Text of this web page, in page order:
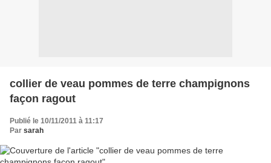
collier de veau pommes de terre champignons
façon ragout
Publié le 10/11/2011 à 11:17
Par sarah